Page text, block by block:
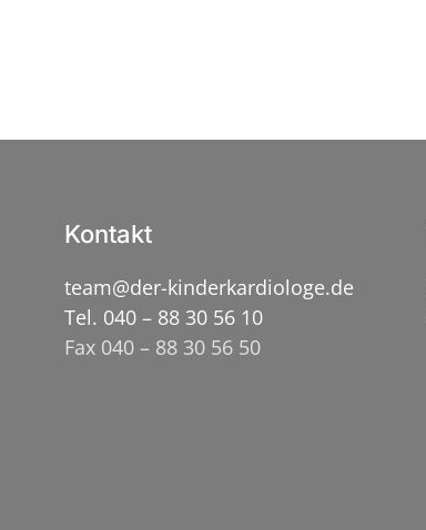
Kontakt
team@der-kinderkardiologe.de
Tel. 040 – 88 30 56 10
Fax 040 – 88 30 56 50